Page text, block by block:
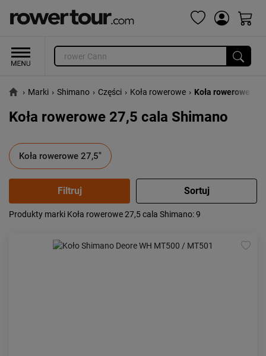
› Marki › Shimano › Części › Koła rowerowe › Koła rowerowe
Koła rowerowe 27,5 cala Shimano
Koła rowerowe 27,5"
Popularność:
od najwyższej
Produkty marki Koła rowerowe 27,5 cala Shimano: 9